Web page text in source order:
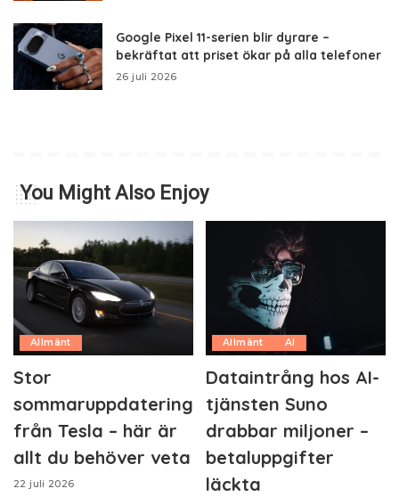
Google Pixel 11-serien blir dyrare –
bekräftat att priset ökar på alla telefoner
26 juli 2026
You Might Also Enjoy
Allmänt
Stor
sommaruppdatering
från Tesla – här är
allt du behöver veta
22 juli 2026
Allmänt AI
Dataintrång hos AI-
tjänsten Suno
drabbar miljoner –
betaluppgifter
läckta